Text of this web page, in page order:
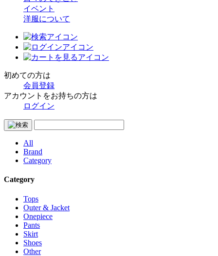
イベント
洋服について
初めての方は
会員登録
アカウントをお持ちの方は
ログイン
All
Brand
Category
Category
Tops
Outer & Jacket
Onepiece
Pants
Skirt
Shoes
Other